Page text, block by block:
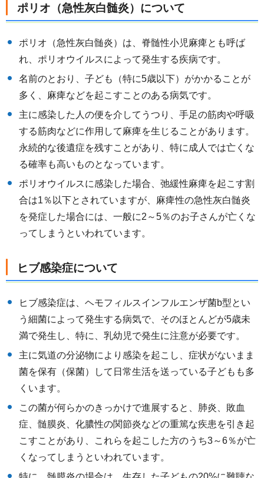
ポリオ（急性灰白髄炎）について
ポリオ（急性灰白髄炎）は、脊髄性小児麻痺とも呼ば
れ、ポリオウイルスによって発生する疾病です。
名前のとおり、子ども（特に5歳以下）がかかることが
多く、麻痺などを起こすことのある病気です。
主に感染した人の便を介してうつり、手足の筋肉や呼吸
する筋肉などに作用して麻痺を生じることがあります。
永続的な後遺症を残すことがあり、特に成人では亡くな
る確率も高いものとなっています。
ポリオウイルスに感染した場合、弛緩性麻痺を起こす割
合は1％以下とされていますが、麻痺性の急性灰白髄炎
を発症した場合には、一般に2～5％のお子さんが亡くな
ってしまうといわれています。
ヒブ感染症について
ヒブ感染症は、ヘモフィルスインフルエンザ菌b型とい
う細菌によって発生する病気で、そのほとんどが5歳未
満で発生し、特に、乳幼児で発生に注意が必要です。
主に気道の分泌物により感染を起こし、症状がないまま
菌を保有（保菌）して日常生活を送っている子どもも多
くいます。
この菌が何らかのきっかけで進展すると、肺炎、敗血
症、髄膜炎、化膿性の関節炎などの重篤な疾患を引き起
こすことがあり、これらを起こした方のうち3～6％が亡
くなってしまうといわれています。